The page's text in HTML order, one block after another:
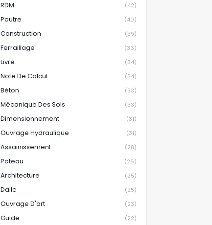
RDM (42)
Poutre (40)
Construction (39)
Ferraillage (36)
Livre (34)
Note De Calcul (34)
Béton (33)
Mécanique Des Sols (33)
Dimensionnement (31)
Ouvrage Hydraulique (31)
Assainissement (28)
Poteau (26)
Architecture (25)
Dalle (25)
Ouvrage D'art (23)
Guide (22)